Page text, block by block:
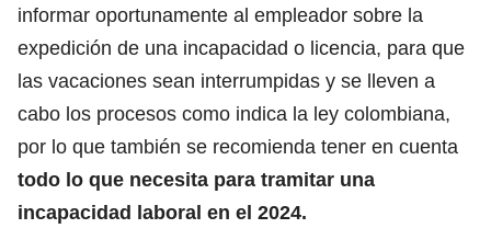
informar oportunamente al empleador sobre la
expedición de una incapacidad o licencia, para que
las vacaciones sean interrumpidas y se lleven a
cabo los procesos como indica la ley colombiana,
por lo que también se recomienda tener en cuenta
todo lo que necesita para tramitar una
incapacidad laboral en el 2024.